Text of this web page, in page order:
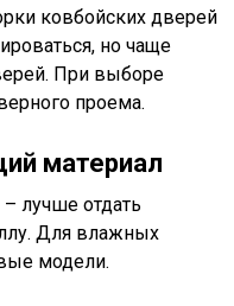
ковбойских дверей
но чаще
При выборе
проема.
материал
лучше отдать
Для влажных
модели.